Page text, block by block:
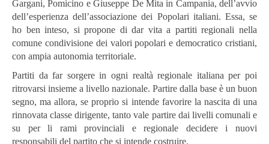
Gargani, Pomicino e Giuseppe De Mita in Campania, dell’avvio
dell’esperienza dell’associazione dei Popolari italiani. Essa, se
ho ben inteso, si propone di dar vita a partiti regionali nella
comune condivisione dei valori popolari e democratico cristiani,
con ampia autonomia territoriale.
Partiti da far sorgere in ogni realtà regionale italiana per poi
ritrovarsi insieme a livello nazionale. Partire dalla base è un buon
segno, ma allora, se proprio si intende favorire la nascita di una
rinnovata classe dirigente, tanto vale partire dai livelli comunali e
su per li rami provinciali e regionale decidere i nuovi
responsabili del partito che si intende costruire.